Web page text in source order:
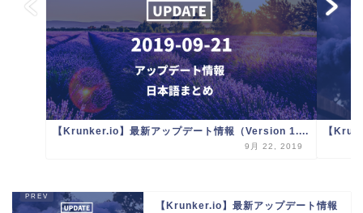
【Krunker.io】最新アップデート情報（Version 1....
9月 22, 2019
【
【Krunker.io】最新アップデート情報